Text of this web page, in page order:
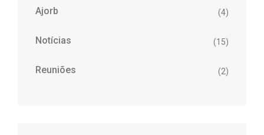
Ajorb (4)
Notícias (15)
Reuniões (2)